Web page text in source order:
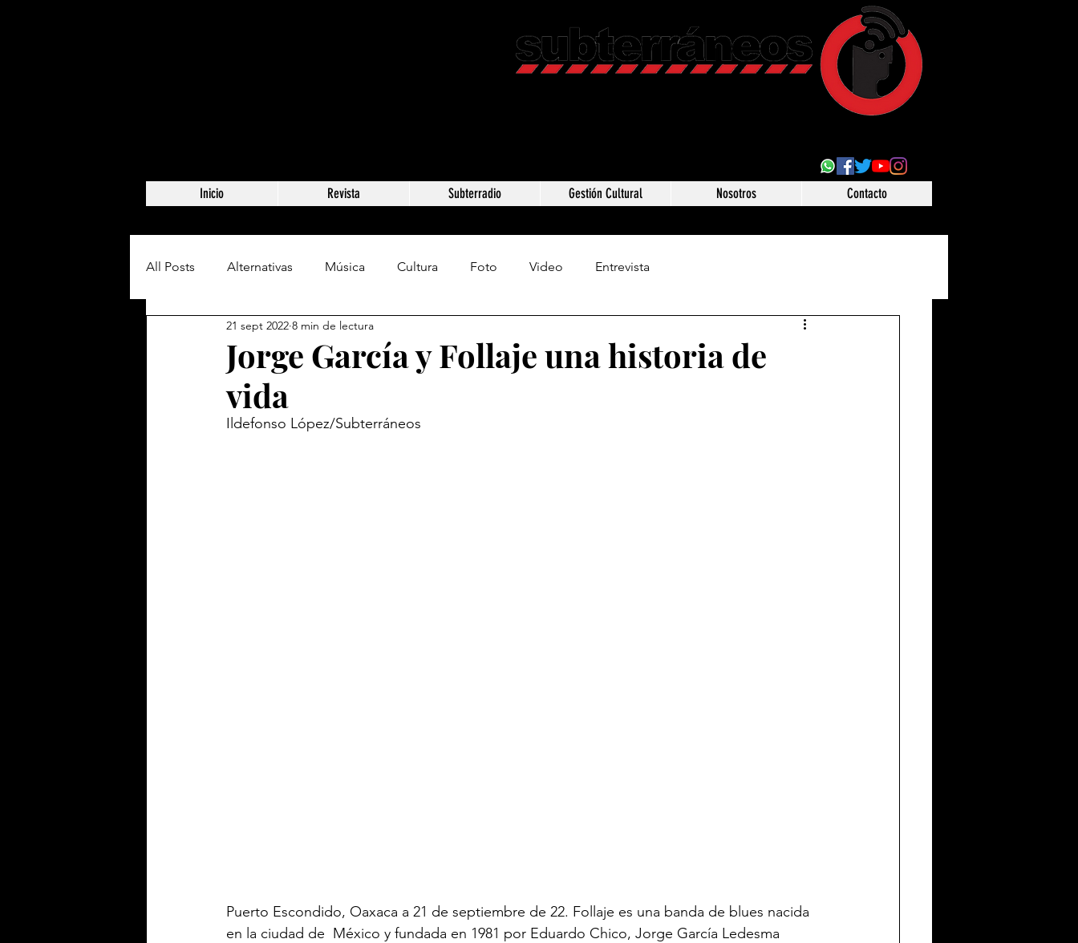
Inicio Revista Subterradio Gestión Cultural Nosotros Contacto
All Posts Alternativas Música Cultura Foto Video Entrevista
Jorge García y Follaje una historia de
vida
21 sept 2022 8 min de lectura
Ildefonso López/Subterráneos
Puerto Escondido, Oaxaca a 21 de septiembre de 22. Follaje es una banda de blues nacida
en la ciudad de  México y fundada en 1981 por Eduardo Chico, Jorge García Ledesma